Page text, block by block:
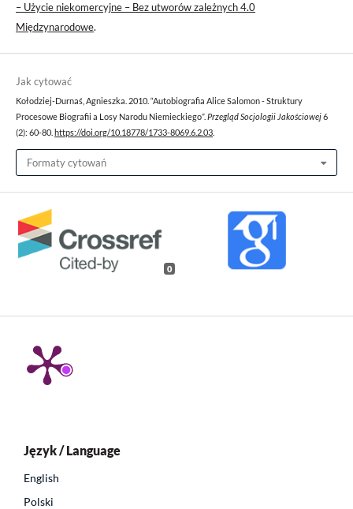
– Użycie niekomercyjne – Bez utworów zależnych 4.0
Międzynarodowe.
Jak cytować
Kołodziej-Durnaś, Agnieszka. 2010. “Autobiografia Alice Salomon - Struktury
Procesowe Biografii a Losy Narodu Niemieckiego”. Przegląd Socjologii Jakościowej6
(2): 60-80. https://doi.org/10.18778/1733-8069.6.2.03
Formaty cytowań
0
Język / Language
English
Polski